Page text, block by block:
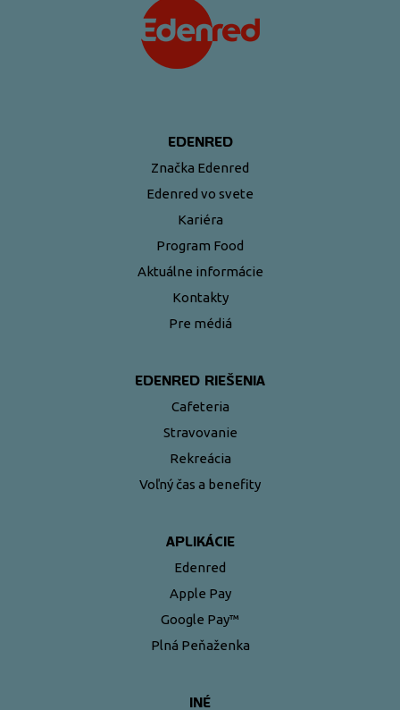
EDENRED
Značka Edenred
Edenred vo svete
Kariéra
Program Food
Aktuálne informácie
Kontakty
Pre médiá
EDENRED RIEŠENIA
Cafeteria
Stravovanie
Rekreácia
Voľný čas a benefity
APLIKÁCIE
Edenred
Apple Pay
Google Pay™
Plná Peňaženka
INÉ